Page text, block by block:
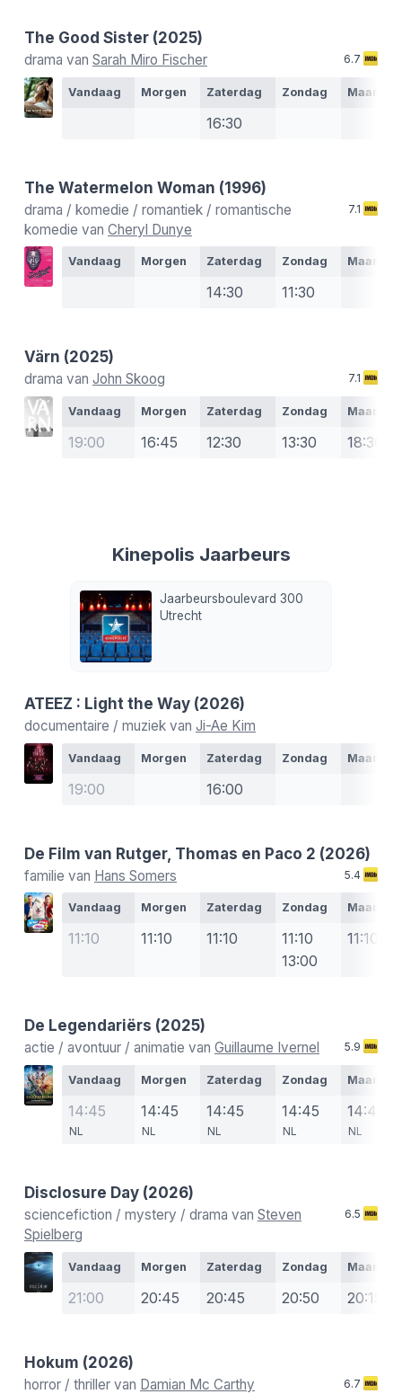
The Good Sister (2025)
drama van Sarah Miro Fischer 6.7
Vandaag Morgen Zaterdag Zondag Maandag
16:30
The Watermelon Woman (1996)
drama / komedie / romantiek / romantische
komedie van Cheryl Dunye
7.1
Vandaag Morgen Zaterdag Zondag Maandag
14:30 11:30
Värn (2025)
drama van John Skoog 7.1
Vandaag Morgen Zaterdag Zondag Maandag
19:00 16:45 12:30 13:30 18:30
Kinepolis Jaarbeurs
Jaarbeursboulevard 300
Utrecht
ATEEZ : Light the Way (2026)
documentaire / muziek van Ji-Ae Kim
Vandaag Morgen Zaterdag Zondag Maandag
19:00 16:00
De Film van Rutger, Thomas en Paco 2 (2026)
familie van Hans Somers 5.4
Vandaag Morgen Zaterdag Zondag Maandag
11:10 11:10 11:10
11:10
13:00
11:10
De Legendariërs (2025)
actie / avontuur / animatie van Guillaume Ivernel 5.9
Vandaag Morgen Zaterdag Zondag Maandag
14:45
NL
14:45
NL
14:45
NL
14:45
NL
14:45
NL
Disclosure Day (2026)
sciencefiction / mystery / drama van Steven
Spielberg
6.5
Vandaag Morgen Zaterdag Zondag Maandag
21:00 20:45 20:45 20:50 20:15
Hokum (2026)
horror / thriller van Damian Mc Carthy 6.7